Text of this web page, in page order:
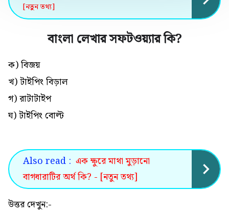
[নতুন তথ্য]
বাংলা লেখার সফটওয়্যার কি?
ক) বিজয়
খ) টাইপিং বিড়াল
গ) রাটাটাইপ
ঘ) টাইপিং বোল্ট
Also read : এক ক্ষুরে মাথা মুড়ানো
বাগধারাটির অর্থ কি? - [নতুন তথ্য]
উত্তর দেখুন:-